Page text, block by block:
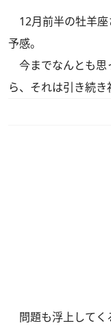
12月前半の牡羊座
予感。
今までなんとも思
ら、それは引き続き
問題も浮上してく